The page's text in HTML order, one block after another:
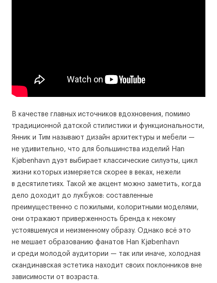
В качестве главных источников вдохновения, помимо
традиционной датской стилистики и функциональности,
Янник и Тим называют дизайн архитектуры и мебели —
не удивительно, что для большинства изделий Han
Kjøbenhavn дуэт выбирает классические силуэты, цикл
жизни которых измеряется скорее в веках, нежели
в десятилетиях. Такой же акцент можно заметить, когда
дело доходит до лукбуков: составленные
преимущественно с пожилыми, колоритными моделями,
они отражают приверженность бренда к некому
устоявшемуся и неизменному образу. Однако всё это
не мешает образованию фанатов Han Kjøbenhavn
и среди молодой аудитории — так или иначе, холодная
скандинавская эстетика находит своих поклонников вне
зависимости от возраста.